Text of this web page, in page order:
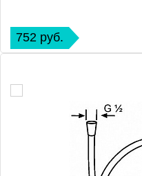
752 руб.